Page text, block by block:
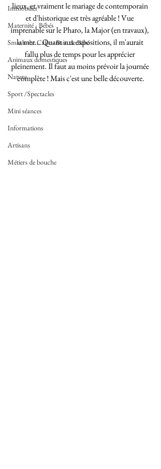
Immobilier
Maternité - Bébés
Smash the Cake - Bain de Bébé
Animaux domestiques
Nature
Sport /Spectacles
Mini séances
Informations
Artisans
Métiers de bouche
lieux, et vraiment le mariage de contemporain
et d'historique est très agréable ! Vue
imprenable sur le Pharo, la Major (en travaux),
la mer... Quant aux expositions, il m'aurait
fallu plus de temps pour les apprécier
pleinement. Il faut au moins prévoir la journée
complète ! Mais c'est une belle découverte.